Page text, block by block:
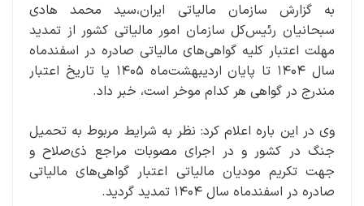
به گزارش سازمان مالیاتی ایران،سید محمد هادی
سبحانیان رئیس‌کل سازمان امور مالیاتی کشور از تمدید
مهلت اعتبار کلیه گواهی‌های مالیاتی صادره در اسفندماه
سال ۱۴۰۴ تا پایان اردیبهشت‌ماه ۱۴۰۵ یا تاریخ اعتبار
مندرج در گواهی هر کدام موخر است، خبر داد.
وی در این باره اعلام کرد: نظر به شرایط مربوط به تحمیل
جنگ در کشور و در اجرای مصوبات مراجع ذی‌صلاح و
جهت تکریم مودیان مالیاتی اعتبار گواهی‌های مالیاتی
صادره در اسفندماه سال ۱۴۰۴ تمدید گردید.